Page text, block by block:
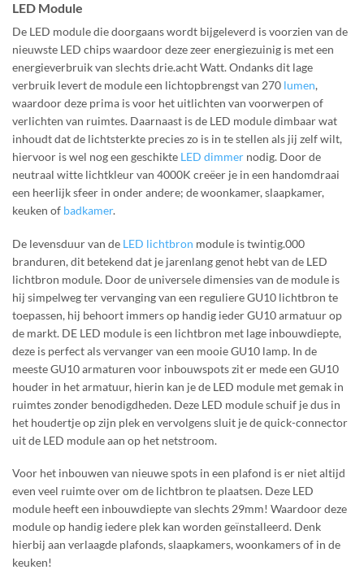
LED Module
De LED module die doorgaans wordt bijgeleverd is voorzien van de
nieuwste LED chips waardoor deze zeer energiezuinig is met een
energieverbruik van slechts drie.acht Watt. Ondanks dit lage
verbruik levert de module een lichtopbrengst van 270 lumen,
waardoor deze prima is voor het uitlichten van voorwerpen of
verlichten van ruimtes. Daarnaast is de LED module dimbaar wat
inhoudt dat de lichtsterkte precies zo is in te stellen als jij zelf wilt,
hiervoor is wel nog een geschikte LED dimmer nodig. Door de
neutraal witte lichtkleur van 4000K creëer je in een handomdraai
een heerlijk sfeer in onder andere; de woonkamer, slaapkamer,
keuken of badkamer.
De levensduur van de LED lichtbron module is twintig.000
branduren, dit betekend dat je jarenlang genot hebt van de LED
lichtbron module. Door de universele dimensies van de module is
hij simpelweg ter vervanging van een reguliere GU10 lichtbron te
toepassen, hij behoort immers op handig ieder GU10 armatuur op
de markt. DE LED module is een lichtbron met lage inbouwdiepte,
deze is perfect als vervanger van een mooie GU10 lamp. In de
meeste GU10 armaturen voor inbouwspots zit er mede een GU10
houder in het armatuur, hierin kan je de LED module met gemak in
ruimtes zonder benodigdheden. Deze LED module schuif je dus in
het houdertje op zijn plek en vervolgens sluit je de quick-connector
uit de LED module aan op het netstroom.
Voor het inbouwen van nieuwe spots in een plafond is er niet altijd
even veel ruimte over om de lichtbron te plaatsen. Deze LED
module heeft een inbouwdiepte van slechts 29mm! Waardoor deze
module op handig iedere plek kan worden geïnstalleerd. Denk
hierbij aan verlaagde plafonds, slaapkamers, woonkamers of in de
keuken!